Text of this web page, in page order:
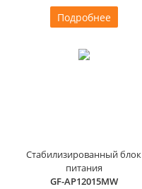
Подробнее
Стабилизированный блок
питания
GF-AP12015MW